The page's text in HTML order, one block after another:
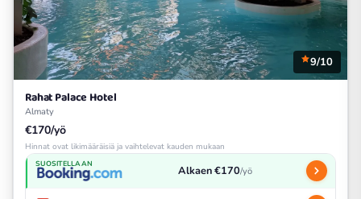
9/10
Rahat Palace Hotel
Almaty
€170/yö
Hinnat ovat likimääräisiä ja vaihtelevat kauden mukaan
SUOSITELLAAN Alkaen €170/yö